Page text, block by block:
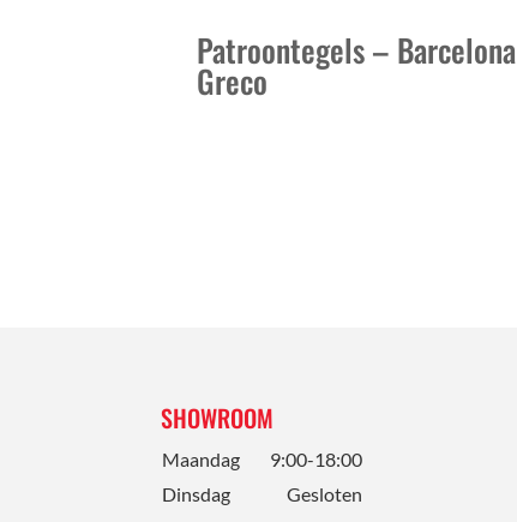
Patroontegels – Barcelona
Greco
SHOWROOM
Maandag
9:00-18:00
Dinsdag
Gesloten